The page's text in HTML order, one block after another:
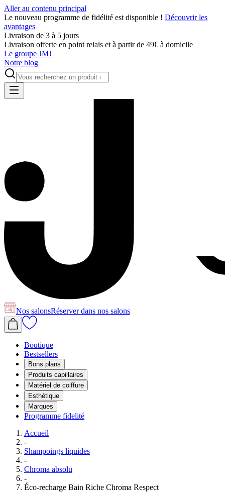
Aller au contenu principal
Le nouveau programme de fidélité est disponible ! Découvrir les
avantages
Livraison de 3 à 5 jours
Livraison offerte en point relais et à partir de 49€ à domicile
Le groupe JMJ
Notre blog
Nos salonsRéserverdans nos salons
Boutique
Bestsellers
Bons plans
Produits capillaires
Matériel de coiffure
Esthétique
Marques
Programme fidelité
Accueil
-
Shampoings liquides
-
Chroma absolu
-
Éco-recharge Bain Riche Chroma Respect